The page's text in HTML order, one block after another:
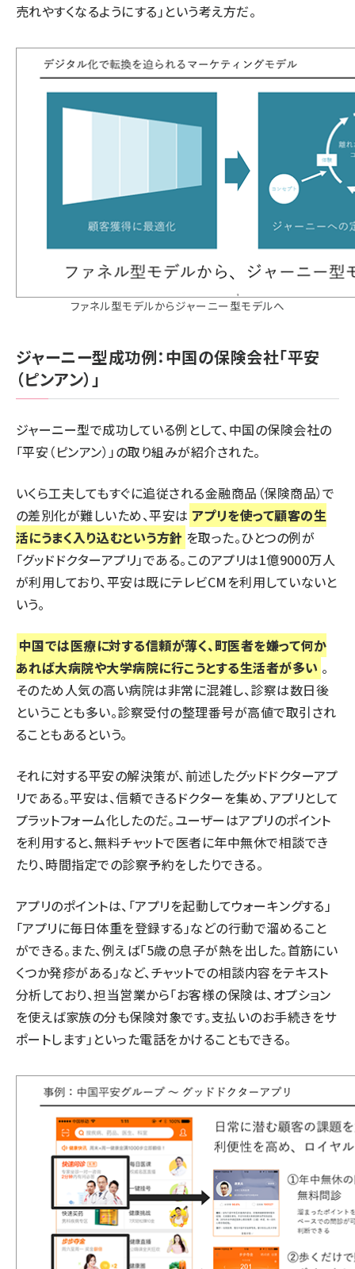
売れやすくなるようにする」という考え方だ。
ファネル型モデルからジャーニー型モデルへ
ジャーニー型成功例：中国の保険会社「平安
（ピンアン）」
ジャーニー型で成功している例として、中国の保険会社の
「平安（ピンアン）」の取り組みが紹介された。
いくら工夫してもすぐに追従される金融商品（保険商品）で
の差別化が難しいため、平安は アプリを使って顧客の生
活にうまく入り込むという方針 を取った。ひとつの例が
「グッドドクターアプリ」である。このアプリは1億9000万人
が利用しており、平安は既にテレビCMを利用していないと
いう。
中国では医療に対する信頼が薄く、町医者を嫌って何か
あれば大病院や大学病院に行こうとする生活者が多い 。
そのため人気の高い病院は非常に混雑し、診察は数日後
ということも多い。診察受付の整理番号が高値で取引され
ることもあるという。
それに対する平安の解決策が、前述したグッドドクターアプ
リである。平安は、信頼できるドクターを集め、アプリとして
プラットフォーム化したのだ。ユーザーはアプリのポイント
を利用すると、無料チャットで医者に年中無休で相談でき
たり、時間指定での診察予約をしたりできる。
アプリのポイントは、「アプリを起動してウォーキングする」
「アプリに毎日体重を登録する」などの行動で溜めること
ができる。また、例えば「5歳の息子が熱を出した。首筋にい
くつか発疹がある」など、チャットでの相談内容をテキスト
分析しており、担当営業から「お客様の保険は、オプション
を使えば家族の分も保険対象です。支払いのお手続きをサ
ポートします」といった電話をかけることもできる。